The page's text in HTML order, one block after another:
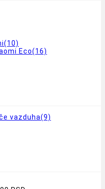
(10)
Eco(16)
vazduha(9)